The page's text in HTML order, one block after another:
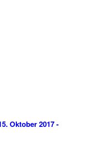
Oktober 2017 -